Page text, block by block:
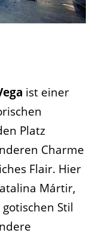
ist einer
Platz
Charme
Flair. Hier
Mártir,
Stil